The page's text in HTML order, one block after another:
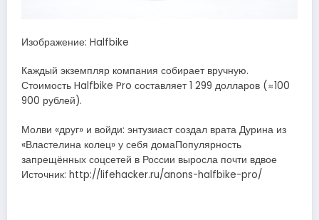
Изображение: Halfbike
Каждый экземпляр компания собирает вручную.
Стоимость Halfbike Pro составляет 1 299 долларов (≈100
900 рублей).
Молви «друг» и войди: энтузиаст создал врата Дурина из
«Властелина колец» у себя домаПопулярность
запрещённых соцсетей в России выросла почти вдвое
Источник: http://lifehacker.ru/anons-halfbike-pro/